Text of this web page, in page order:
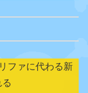
ファに代わる新